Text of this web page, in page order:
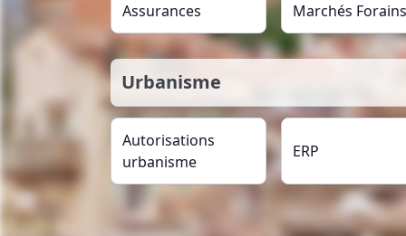
Assurances Marchés Forains
Urbanisme
Autorisations
urbanisme
ERP